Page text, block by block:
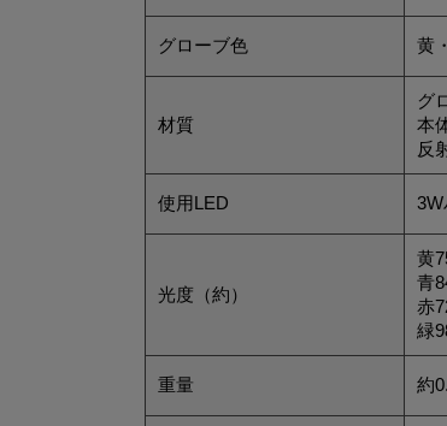
グローブ色 黄
材質
グ
本
反
使用LED
光度（約）
黄
青
赤
緑
重量 約